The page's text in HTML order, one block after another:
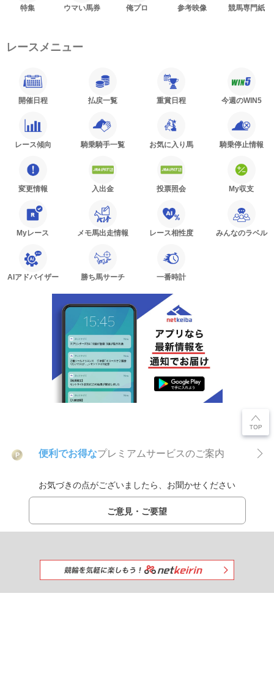
特集 ウマい馬券 俺プロ 参考映像 競馬専門紙
レースメニュー
開催日程 払戻一覧 重賞日程 今週のWIN5
レース傾向 騎乗騎手一覧 お気に入り馬 騎乗停止情報
変更情報 入出金 投票照会 My収支
Myレース メモ馬出走情報 レース相性度 みんなのラベル
AIアドバイザー 勝ち馬サーチ 一番時計
P 便利でお得なプレミアムサービスのご案内
お気づきの点がございましたら、お聞かせください
ご意見・ご要望